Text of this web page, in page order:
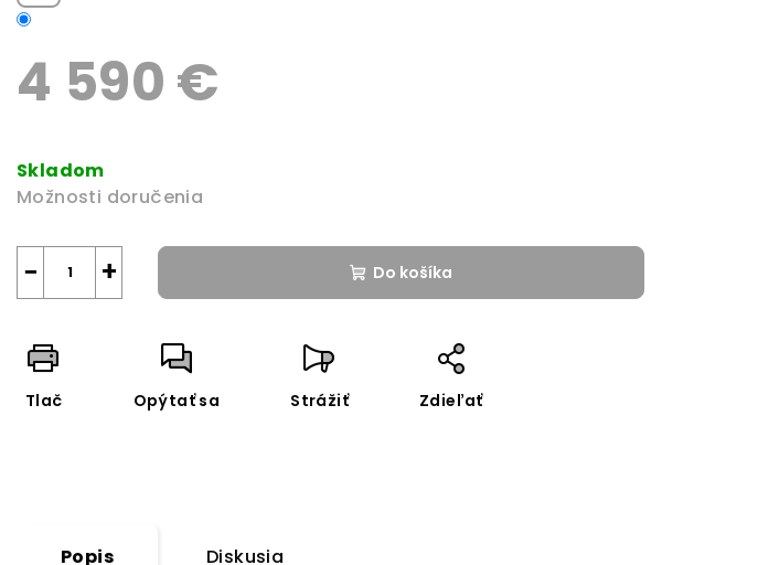
4 590 €
cena:
Skladom
Možnosti doručenia
+
− Do košíka
Tlač Opýtať sa Strážiť Zdieľať
Popis Diskusia